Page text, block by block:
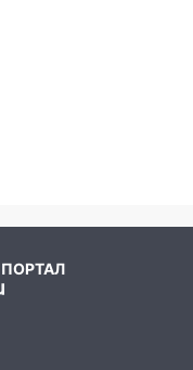
Ульяновска
воду
ЦГКБ
8 лет
сбили над
в
фирмы
на 48